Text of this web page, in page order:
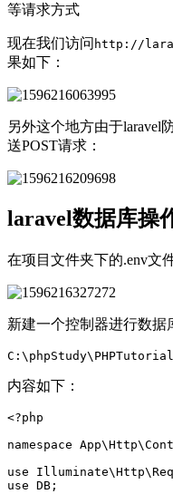
等请求方式
现在我们访问 http://
果如下：
另外这个地方由于laravel
送POST请求：
laravel数据库操
在项目文件夹下的.env文
新建一个控制器进行数据
C: \p hpStudy\PHPTutorial
内容如下：
<?php
namespace
use
use DB ;